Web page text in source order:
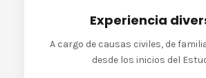
Experiencia
A cargo de causas civiles, de
desde los inicios del